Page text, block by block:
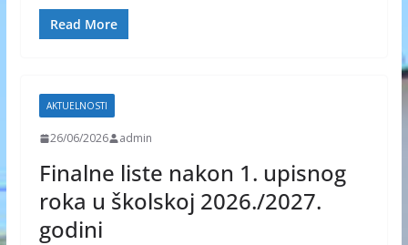
Read More
AKTUELNOSTI
26/06/2026 admin
Finalne liste nakon 1. upisnog
roka u školskoj 2026./2027.
godini